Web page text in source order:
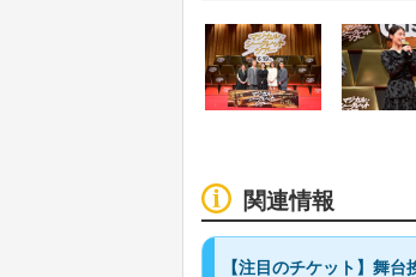
関連情報
【注目のチケット】舞